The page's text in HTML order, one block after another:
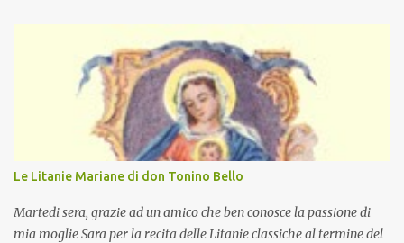
Le Litanie Mariane di don Tonino Bello
Martedi sera, grazie ad un amico che ben conosce la passione di
mia moglie Sara per la recita delle Litanie classiche al termine del